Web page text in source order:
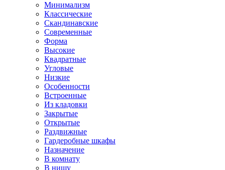
Минимализм
Классические
Скандинавские
Современные
Форма
Высокие
Квадратные
Угловые
Низкие
Особенности
Встроенные
Из кладовки
Закрытые
Открытые
Раздвижные
Гардеробные шкафы
Назначение
В комнату
В нишу